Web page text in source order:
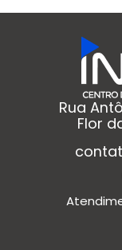
Rua
Flor